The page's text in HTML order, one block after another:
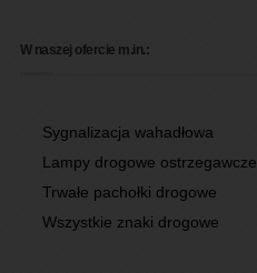
W naszej ofercie m.in.:
Sygnalizacja wahadłowa
Lampy drogowe ostrzegawcze
Trwałe pachołki drogowe
Wszystkie znaki drogowe